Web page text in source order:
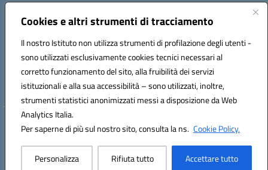
Cookies e altri strumenti di tracciamento
Il nostro Istituto non utilizza strumenti di profilazione degli utenti -
sono utilizzati esclusivamente cookies tecnici necessari al
corretto funzionamento del sito, alla fruibilità dei servizi
istituzionali e alla sua accessibilità – sono utilizzati, inoltre,
strumenti statistici anonimizzati messi a disposizione da Web
Analytics Italia.
Per saperne di più sul nostro sito, consulta la ns. Cookie Policy.
Personalizza Rifiuta tutto Accettare tutto
Indirizzo:
Centralino:0823 742191 Email:CEIC8BC00Q@istruzione.it
Codice fiscale: 93117040613
Codice meccanografico:
CEIC8BC00Q
Codice Indice delle Pubbliche Amministrazioni (IPA): icpgd
Hosting & Powered by 3D Solution S.r.l.
Concept & Design by Designers Italia